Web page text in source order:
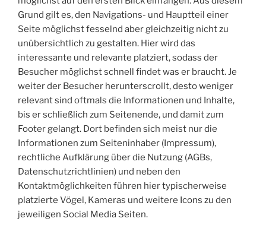
Grund gilt es, den Navigations- und Hauptteil einer
Seite möglichst fesselnd aber gleichzeitig nicht zu
unübersichtlich zu gestalten. Hier wird das
interessante und relevante platziert, sodass der
Besucher möglichst schnell findet was er braucht. Je
weiter der Besucher herunterscrollt, desto weniger
relevant sind oftmals die Informationen und Inhalte,
bis er schließlich zum Seitenende, und damit zum
Footer gelangt. Dort befinden sich meist nur die
Informationen zum Seiteninhaber (Impressum),
rechtliche Aufklärung über die Nutzung (AGBs,
Datenschutzrichtlinien) und neben den
Kontaktmöglichkeiten führen hier typischerweise
platzierte Vögel, Kameras und weitere Icons zu den
jeweiligen Social Media Seiten.